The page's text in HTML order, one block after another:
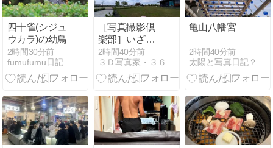
四十雀(シジュ
ウカラ)の幼鳥
2時間30分前
fumufumu日記
［写真撮影倶
楽部］いざな
い館前のハス
その４
（THETA Xで
2時間40分前
３Ｄ写真家・３６０度写真家 日記
亀山八幡宮
2時間40分前
太陽と写真日記？